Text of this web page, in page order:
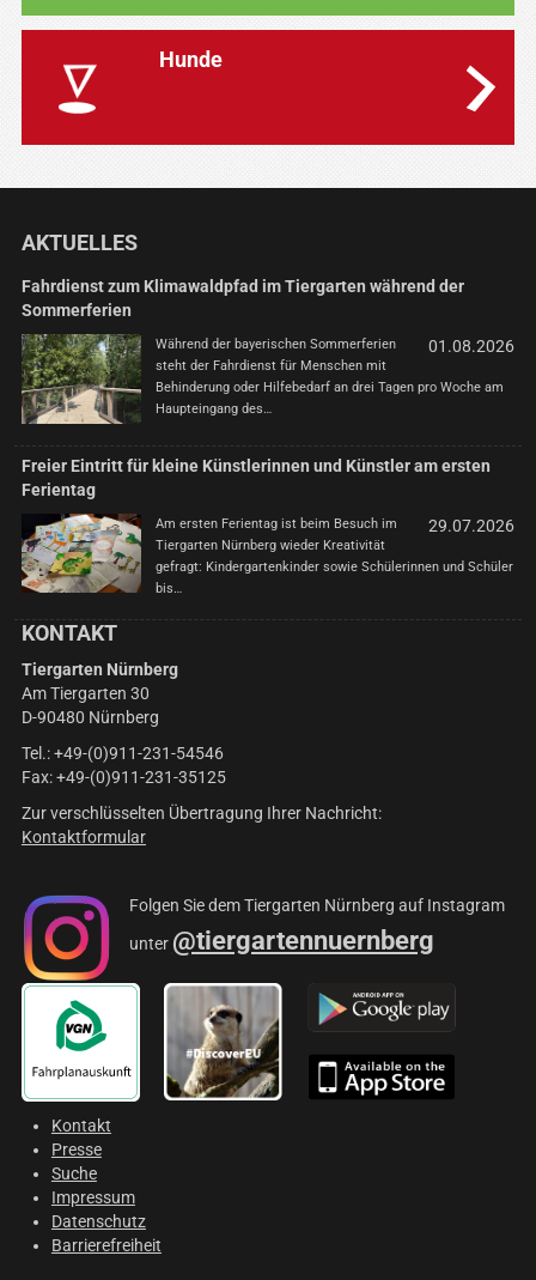
Hunde
AKTUELLES
Fahrdienst zum Klimawaldpfad im Tiergarten während der
Sommerferien
01.08.2026
Während der bayerischen Sommerferien
steht der Fahrdienst für Menschen mit
Behinderung oder Hilfebedarf an drei Tagen pro Woche am
Haupteingang des…
Freier Eintritt für kleine Künstlerinnen und Künstler am ersten
Ferientag
29.07.2026
Am ersten Ferientag ist beim Besuch im
Tiergarten Nürnberg wieder Kreativität
gefragt: Kindergartenkinder sowie Schülerinnen und Schüler
bis…
KONTAKT
Tiergarten Nürnberg
Am Tiergarten 30
D-90480 Nürnberg
Tel.: +49-(0)911-231-54546
Fax: +49-(0)911-231-35125
Zur verschlüsselten Übertragung Ihrer Nachricht:
Kontaktformular
Folgen Sie dem Tiergarten Nürnberg auf Instagram
unter @tiergartennuernberg
Kontakt
Presse
Suche
Impressum
Datenschutz
Barrierefreiheit